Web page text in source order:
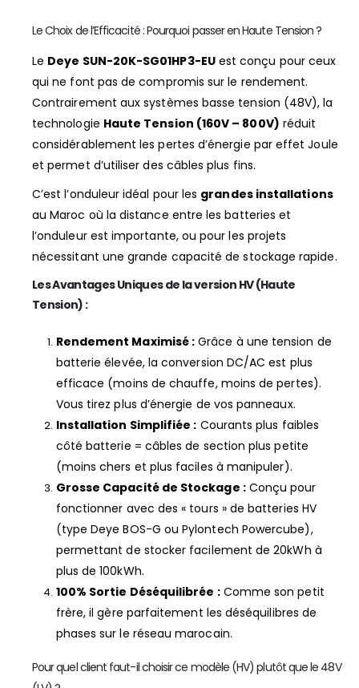
Le Choix de l’Efficacité : Pourquoi passer en Haute Tension ?
Le Deye SUN-20K-SG01HP3-EUest conçu pour ceux
qui ne font pas de compromis sur le rendement.
Contrairement aux systèmes basse tension (48V), la
technologie Haute Tension (160V – 800V) réduit
considérablement les pertes d’énergie par effet Joule
et permet d’utiliser des câbles plus fins.
C’est l’onduleur idéal pour les grandes installations
au Maroc où la distance entre les batteries et
l’onduleur est importante, ou pour les projets
nécessitant une grande capacité de stockage rapide.
Les Avantages Uniques de la version HV (Haute
Tension) :
Rendement Maximisé : Grâce à une tension de
batterie élevée, la conversion DC/AC est plus
efficace (moins de chauffe, moins de pertes).
Vous tirez plus d’énergie de vos panneaux.
Installation Simplifiée : Courants plus faibles
côté batterie = câbles de section plus petite
(moins chers et plus faciles à manipuler).
Grosse Capacité de Stockage :Conçu pour
fonctionner avec des « tours » de batteries HV
(type Deye BOS-G ou Pylontech Powercube),
permettant de stocker facilement de 20kWh à
plus de 100kWh.
100% Sortie Déséquilibrée :Comme son petit
frère, il gère parfaitement les déséquilibres de
phases sur le réseau marocain.
Pour quel client faut-il choisir ce modèle (HV) plutôt que le 48V